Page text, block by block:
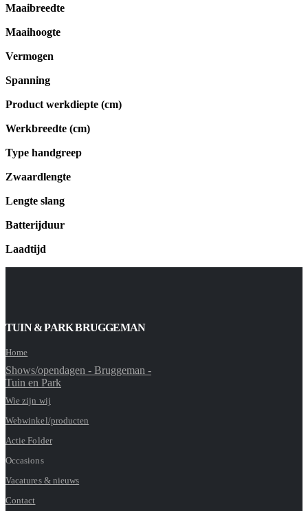
Maaibreedte
Maaihoogte
Vermogen
Spanning
Product werkdiepte (cm)
Werkbreedte (cm)
Type handgreep
Zwaardlengte
Lengte slang
Batterijduur
Laadtijd
TUIN & PARK BRUGGEMAN
Home
Shows/opendagen - Bruggeman -
Tuin en Park
Wie zijn wij
Webwinkel/producten
Actie Folder
Occasions
Vacatures & nieuws
Contact